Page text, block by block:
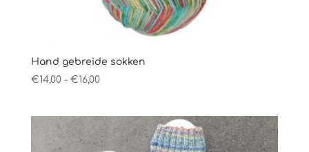
Hand gebreide sokken
€14,00 - €16,00Prijsklasse:
€16,00